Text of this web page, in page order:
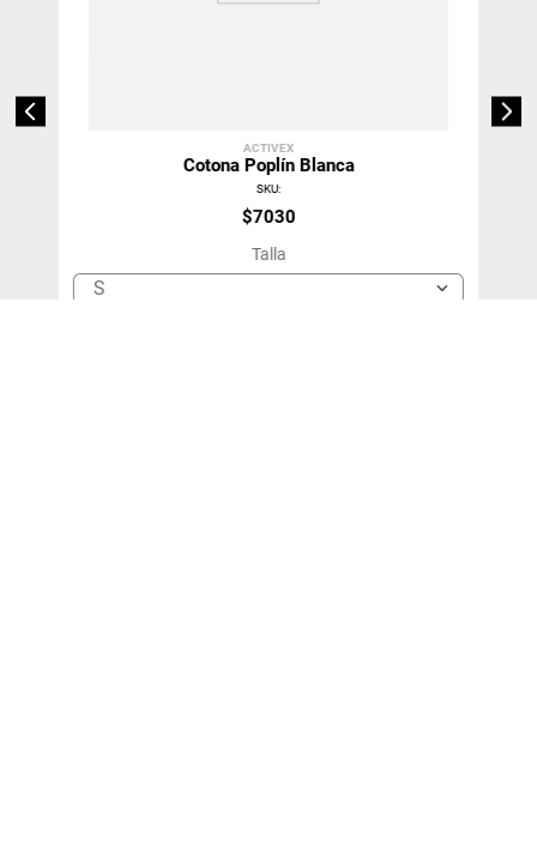
ACTIVEX
Cotona Poplín Blanca
SKU:
$7030
Talla
S